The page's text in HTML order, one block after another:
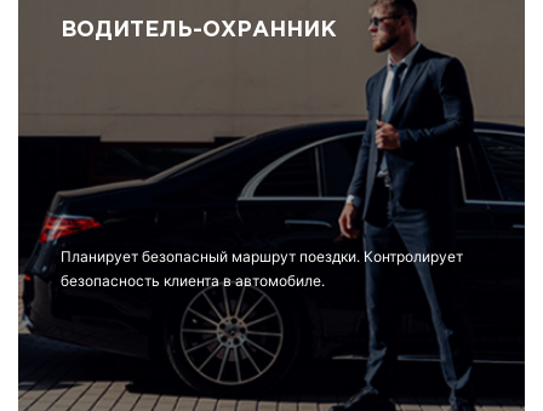
ВОДИТЕЛЬ-ОХРАННИК
Планирует безопасный маршрут поездки. Контролирует
безопасность клиента в автомобиле.